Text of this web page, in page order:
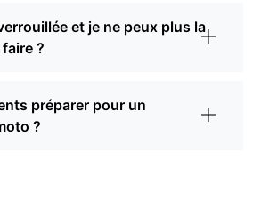
et je ne peux plus la
?
préparer pour un
?